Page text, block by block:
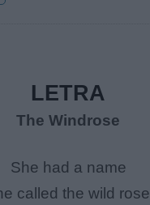
LETRA
The Windrose
She had a name
called the wild rose